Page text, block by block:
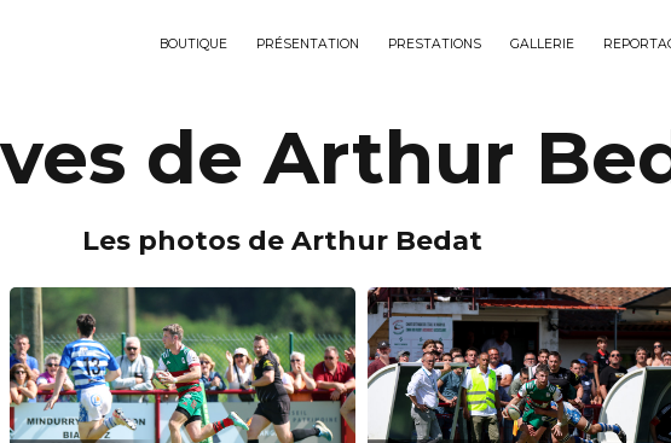
BOUTIQUE PRÉSENTATION PRESTATIONS GALLERIE
de Arthur
Les photos de Arthur Bedat